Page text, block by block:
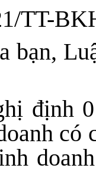
TT-
bạn,
định
có